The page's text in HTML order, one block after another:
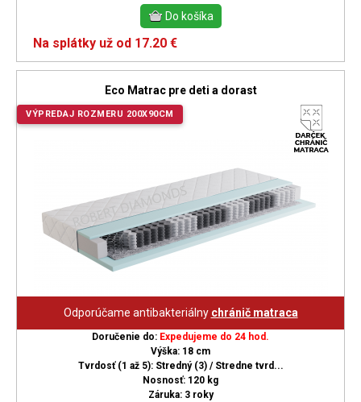
Na splátky už od 17.20 €
Eco Matrac pre deti a dorast
VÝPREDAJ ROZMERU 200X90CM
Odporúčame antibakteriálny chránič matraca
Doručenie do: Expedujeme do 24 hod.
Výška: 18 cm
Tvrdosť (1 až 5): Stredný (3) / Stredne tvrd...
Nosnosť: 120 kg
Záruka: 3 roky